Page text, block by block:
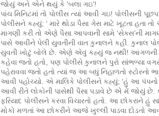
જોયું અને એને થયું કે ‘બલા ગઇ’!
પાંચ મિનિટમાં તો પોલીસ ત્યાં આવી ગઇ! પોલીસની
પોલીસને કહ્યું; ‘ મારે થોડા પૈસા ગેસ માટે ખૂટતા હતા
માગણી કરી તો એણે પૈસા આપવાની સામે ‘સેક્સ’ની
પાસે આવીને પેલી યુવતીની વાત કુનાલને કહી. કુનાલ
યુવતી ખોટું બોલે છે. એણે એવું કહ્યું જ નથી! આગળની એ
કહેવા જતો હતો, પણ પોલીસે કુનાલને પુરો સાંભળ્યા
પહેરાવવા જતો હતો ત્યાં જ આ બધું નિહાળતો સ્ટોરનો
આવી પહોચ્યો. એ માલિકે પોલીસને કહ્યું; ‘હું આ
આવી રીતે લોકોની પાસેથી પૈસા પડાવે છે એ મેં જોયું છે.
ફરિયાદ પોલીસને કરવા વિચારતો હતો. આ છોકરાને હું
મોકો મળતાં આ છોકરીને આજે ખુલ્લી પાડવા દોડતો